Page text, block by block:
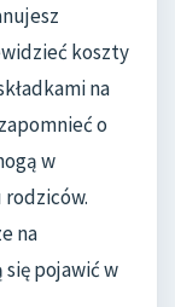
koszty
na
o
w
na
pojawić w